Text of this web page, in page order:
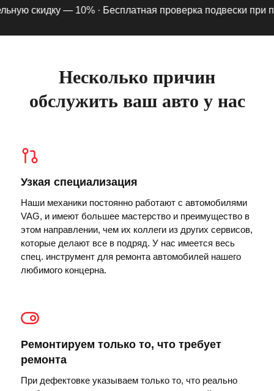
скидку — 10% ·Бесплатная проверка подвески при
Несколько причин
обслужить ваш авто у нас
Узкая специализация
Наши механики постоянно работают с автомобилями
VAG, и имеют большее мастерство и преимущество в
этом направлении, чем их коллеги из других сервисов,
которые делают все в подряд. У нас имеется весь
спец. инструмент для ремонта автомобилей нашего
любимого концерна.
Ремонтируем только то, что требует
ремонта
При дефектовке указываем только то, что реально